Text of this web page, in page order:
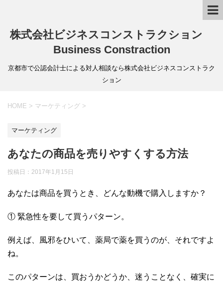
株式会社ビジネスコンストラクション
Business Constraction
京都市で公認会計士による対人相談なら株式会社ビジネスコンストラク
ション
HOME > マーケティング >
マーケティング
あなたの商品を売りやすくする方法
投稿日： 2017年1月15日
あなたは商品を買うとき、どんな動機で購入しますか？
① 緊急性を要して買うパターン。
例えば、風邪をひいて、薬局で薬を買うのが、それですよ
ね。
このパターンは、買おうかどうか、迷うことなく、確実に